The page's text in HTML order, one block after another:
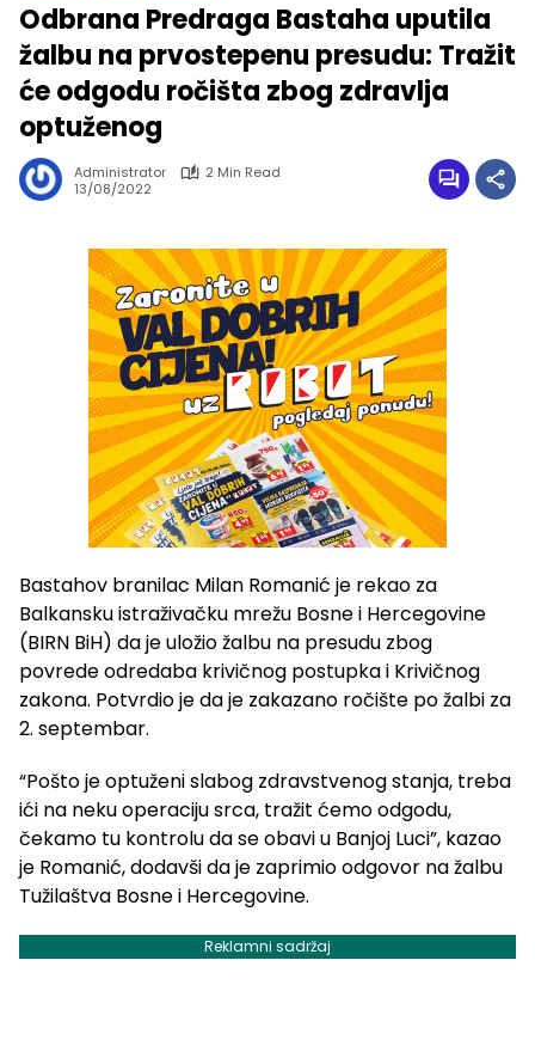
Odbrana Predraga Bastaha uputila
žalbu na prvostepenu presudu: Tražit
će odgodu ročišta zbog zdravlja
optuženog
Administrator
2 Min Read
13/08/2022
Bastahov branilac Milan Romanić je rekao za
Balkansku istraživačku mrežu Bosne i Hercegovine
(BIRN BiH) da je uložio žalbu na presudu zbog
povrede odredaba krivičnog postupka i Krivičnog
zakona. Potvrdio je da je zakazano ročište po žalbi za
2. septembar.
“Pošto je optuženi slabog zdravstvenog stanja, treba
ići na neku operaciju srca, tražit ćemo odgodu,
čekamo tu kontrolu da se obavi u Banjoj Luci”, kazao
je Romanić, dodavši da je zaprimio odgovor na žalbu
Tužilaštva Bosne i Hercegovine.
Reklamni sadržaj